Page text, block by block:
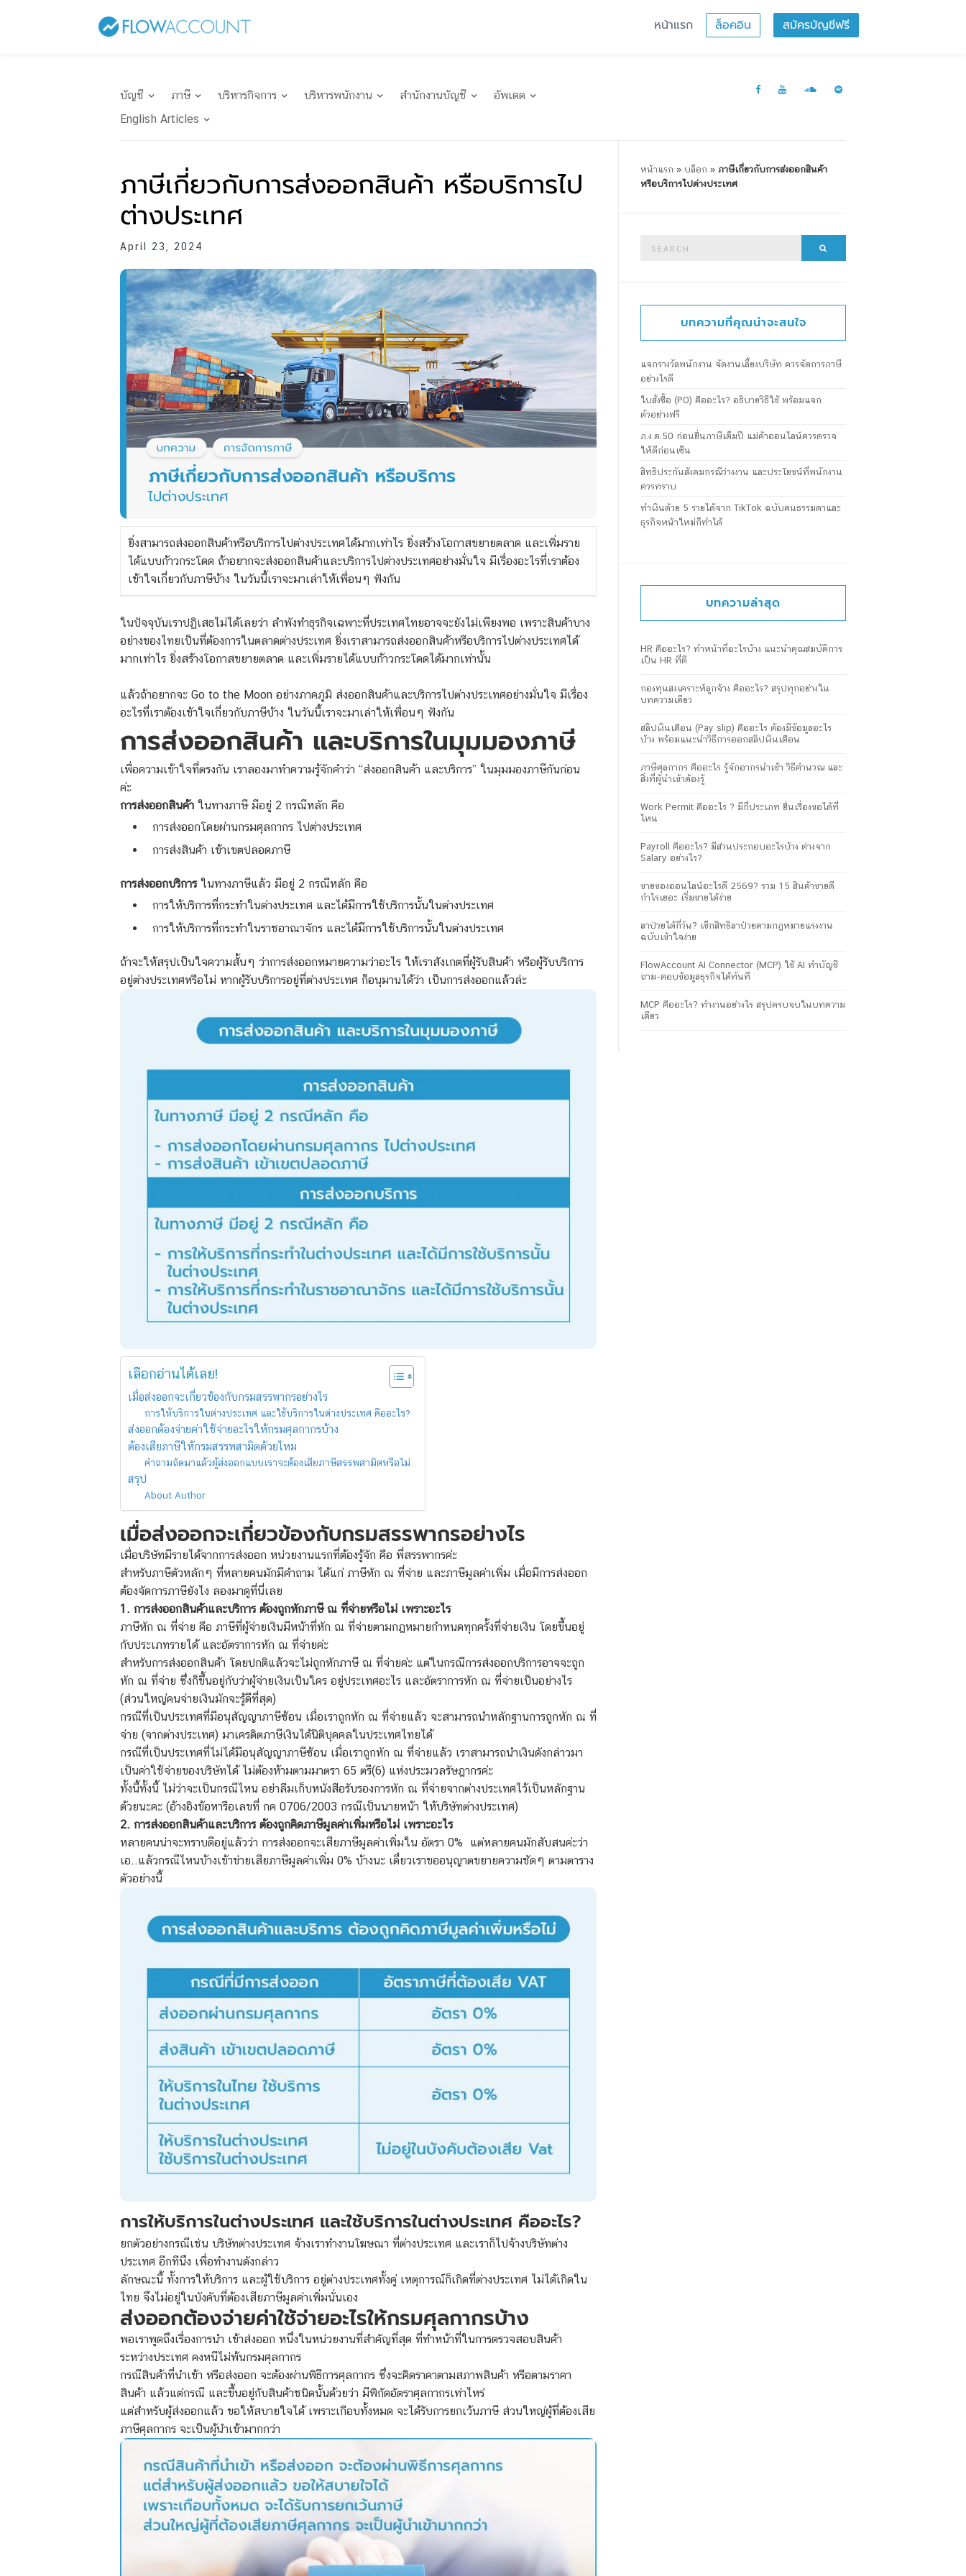
หน้าแรก ล็อคอิน สมัครบัญชีฟรี
บัญชี ภาษี บริหารกิจการ บริหารพนักงาน สำนักงานบัญชี
อัพเดต
English Articles
ภาษีเกี่ยวกับการส่งออกสินค้า หรือบริการไป
ต่างประเทศ
April 23, 2024
ยิ่งสามารถส่งออกสินค้าหรือบริการไปต่างประเทศได้มากเท่าไร ยิ่งสร้างโอกาสขยายตลาด และเพิ่มราย
ได้แบบก้าวกระโดด ถ้าอยากจะส่งออกสินค้าและบริการไปต่างประเทศอย่างมั่นใจ มีเรื่องอะไรที่เราต้อง
เข้าใจเกี่ยวกับภาษีบ้าง ในวันนี้เราจะมาเล่าให้เพื่อนๆ ฟังกัน
ในปัจจุบันเราปฏิเสธไม่ได้เลยว่า ลำพังทำธุรกิจเฉพาะที่ประเทศไทยอาจจะยังไม่เพียงพอ เพราะสินค้าบาง
อย่างของไทยเป็นที่ต้องการในตลาดต่างประเทศ ยิ่งเราสามารถส่งออกสินค้าหรือบริการไปต่างประเทศได้
มากเท่าไร ยิ่งสร้างโอกาสขยายตลาด และเพิ่มรายได้แบบก้าวกระโดดได้มากเท่านั้น
แล้วถ้าอยากจะ Go to the Moon อย่างภาคภูมิ ส่งออกสินค้าและบริการไปต่างประเทศอย่างมั่นใจ มีเรื่อง
อะไรที่เราต้องเข้าใจเกี่ยวกับภาษีบ้าง ในวันนี้เราจะมาเล่าให้เพื่อนๆ ฟังกัน
การส่งออกสินค้า และบริการในมุมมองภาษี
เพื่อความเข้าใจที่ตรงกัน เราลองมาทำความรู้จักคำว่า “ส่งออกสินค้า และบริการ” ในมุมมองภาษีกันก่อน
ค่ะ
การส่งออกสินค้า ในทางภาษี มีอยู่ 2 กรณีหลัก คือ
การส่งออกโดยผ่านกรมศุลกากร ไปต่างประเทศ
การส่งสินค้า เข้าเขตปลอดภาษี
การส่งออกบริการในทางภาษีแล้ว มีอยู่ 2 กรณีหลัก คือ
การให้บริการที่กระทำในต่างประเทศ และได้มีการใช้บริการนั้นในต่างประเทศ
การให้บริการที่กระทำในราชอาณาจักร และได้มีการใช้บริการนั้นในต่างประเทศ
ถ้าจะให้สรุปเป็นใจความสั้นๆ ว่าการส่งออกหมายความว่าอะไร ให้เราสังเกตที่ผู้รับสินค้า หรือผู้รับบริการ
อยู่ต่างประเทศหรือไม่ หากผู้รับบริการอยู่ที่ต่างประเทศ ก็อนุมานได้ว่า เป็นการส่งออกแล้วล่ะ
เลือกอ่านได้เลย!
เมื่อส่งออกจะเกี่ยวข้องกับกรมสรรพากรอย่างไร
การให้บริการในต่างประเทศ และใช้บริการในต่างประเทศ คืออะไร?
ส่งออกต้องจ่ายค่าใช้จ่ายอะไรให้กรมศุลกากรบ้าง
ต้องเสียภาษีให้กรมสรรพสามิตด้วยไหม
คำถามถัดมาแล้วผู้ส่งออกแบบเราจะต้องเสียภาษีสรรพสามิตหรือไม่
สรุป
About Author
เมื่อส่งออกจะเกี่ยวข้องกับกรมสรรพากรอย่างไร
เมื่อบริษัทมีรายได้จากการส่งออก หน่วยงานแรกที่ต้องรู้จัก คือ พี่สรรพากรค่ะ
สำหรับภาษีตัวหลักๆ ที่หลายคนมักมีคำถาม ได้แก่ ภาษีหัก ณ ที่จ่าย และภาษีมูลค่าเพิ่ม เมื่อมีการส่งออก
ต้องจัดการภาษียังไง ลองมาดูที่นี่เลย
1. การส่งออกสินค้าและบริการ ต้องถูกหักภาษี ณ ที่จ่ายหรือไม่ เพราะอะไร
ภาษีหัก ณ ที่จ่าย คือ ภาษีที่ผู้จ่ายเงินมีหน้าที่หัก ณ ที่จ่ายตามกฎหมายกำหนดทุกครั้งที่จ่ายเงิน โดยขึ้นอยู่
กับประเภทรายได้ และอัตราการหัก ณ ที่จ่ายค่ะ
สำหรับการส่งออกสินค้า โดยปกติแล้วจะไม่ถูกหักภาษี ณ ที่จ่ายค่ะ แต่ในกรณีการส่งออกบริการอาจจะถูก
หัก ณ ที่จ่าย ซึ่งก็ขึ้นอยู่กับว่าผู้จ่ายเงินเป็นใคร อยู่ประเทศอะไร และอัตราการหัก ณ ที่จ่ายเป็นอย่างไร
(ส่วนใหญ่คนจ่ายเงินมักจะรู้ดีที่สุด)
กรณีที่เป็นประเทศที่มีอนุสัญญาภาษีซ้อน เมื่อเราถูกหัก ณ ที่จ่ายแล้ว จะสามารถนำหลักฐานการถูกหัก ณ ที่
จ่าย (จากต่างประเทศ) มาเครดิตภาษีเงินได้นิติบุคคลในประเทศไทยได้
กรณีที่เป็นประเทศที่ไม่ได้มีอนุสัญญาภาษีซ้อน เมื่อเราถูกหัก ณ ที่จ่ายแล้ว เราสามารถนำเงินดังกล่าวมา
เป็นค่าใช้จ่ายของบริษัทได้ ไม่ต้องห้ามตามมาตรา 65 ตรี(6) แห่งประมวลรัษฎากรค่ะ
ทั้งนี้ทั้งนี้ ไม่ว่าจะเป็นกรณีไหน อย่าลืมเก็บหนังสือรับรองการหัก ณ ที่จ่ายจากต่างประเทศไว้เป็นหลักฐาน
ด้วยนะคะ (อ้างอิงข้อหารือเลขที่ กค 0706/2003 กรณีเป็นนายหน้า ให้บริษัทต่างประเทศ)
2. การส่งออกสินค้าและบริการ ต้องถูกคิดภาษีมูลค่าเพิ่มหรือไม่ เพราะอะไร
หลายคนน่าจะทราบดีอยู่แล้วว่า การส่งออกจะเสียภาษีมูลค่าเพิ่มใน อัตรา 0% แต่หลายคนมักสับสนค่ะว่า
เอ..แล้วกรณีไหนบ้างเข้าข่ายเสียภาษีมูลค่าเพิ่ม 0% บ้างนะ เดี๋ยวเราขออนุญาตขยายความชัดๆ ตามตาราง
ตัวอย่างนี้
การให้บริการในต่างประเทศ และใช้บริการในต่างประเทศ คืออะไร?
ยกตัวอย่างกรณีเช่น บริษัทต่างประเทศ จ้างเราทำงานโฆษณา ที่ต่างประเทศ และเราก็ไปจ้างบริษัทต่าง
ประเทศ อีกทีนึง เพื่อทำงานดังกล่าว
ลักษณะนี้ ทั้งการให้บริการ และผู้ใช้บริการ อยู่ต่างประเทศทั้งคู่ เหตุการณ์ก็เกิดที่ต่างประเทศ ไม่ได้เกิดใน
ไทย จึงไม่อยู่ในบังคับที่ต้องเสียภาษีมูลค่าเพิ่มนั่นเอง
ส่งออกต้องจ่ายค่าใช้จ่ายอะไรให้กรมศุลกากรบ้าง
พอเราพูดถึงเรื่องการนำ เข้าส่งออก หนึ่งในหน่วยงานที่สำคัญที่สุด ที่ทำหน้าที่ในการตรวจสอบสินค้า
ระหว่างประเทศ คงหนีไม่พ้นกรมศุลกากร
กรณีสินค้าที่นำเข้า หรือส่งออก จะต้องผ่านพิธีการศุลกากร ซึ่งจะคิดราคาตามสภาพสินค้า หรือตามราคา
สินค้า แล้วแต่กรณี และขึ้นอยู่กับสินค้าชนิดนั้นด้วยว่า มีพิกัดอัตราศุลกากรเท่าไหร่
แต่สำหรับผู้ส่งออกแล้ว ขอให้สบายใจได้ เพราะเกือบทั้งหมด จะได้รับการยกเว้นภาษี ส่วนใหญ่ผู้ที่ต้องเสีย
ภาษีศุลกากร จะเป็นผู้นำเข้ามากกว่า
หน้าแรก » บล็อก » ภาษีเกี่ยวกับการส่งออกสินค้า
หรือบริการไปต่างประเทศ
บทความที่คุณน่าจะสนใจ
แจกรางวัลพนักงาน จัดงานเลี้ยงบริษัท ควรจัดการภาษี
อย่างไรดี
ใบสั่งซื้อ (PO) คืออะไร? อธิบายวิธีใช้ พร้อมแจก
ตัวอย่างฟรี
ภ.ง.ด.50 ก่อนยื่นภาษีเต็มปี แม่ค้าออนไลน์ควรตรวจ
ให้ดีก่อนเซ็น
สิทธิประกันสังคมกรณีว่างงาน และประโยชน์ที่พนักงาน
ควรทราบ
ทำเงินด้วย 5 รายได้จาก TikTok ฉบับคนธรรมดาและ
ธุรกิจหน้าใหม่ก็ทำได้
บทความล่าสุด
HR คืออะไร? ทำหน้าที่อะไรบ้าง แนะนำคุณสมบัติการ
เป็น HR ที่ดี
กองทุนสงเคราะห์ลูกจ้าง คืออะไร? สรุปทุกอย่างใน
บทความเดียว
สลิปเงินเดือน (Pay slip) คืออะไร ต้องมีข้อมูลอะไร
บ้าง พร้อมแนะนำวิธีการออกสลิปเงินเดือน
ภาษีศุลกากร คืออะไร รู้จักอากรนำเข้า วิธีคำนวณ และ
สิ่งที่ผู้นำเข้าต้องรู้
Work Permit คืออะไร ? มีกี่ประเภท ยื่นเรื่องขอได้ที่
ไหน
Payroll คืออะไร? มีส่วนประกอบอะไรบ้าง ต่างจาก
Salary อย่างไร?
ขายของออนไลน์อะไรดี 2569? รวม 15 สินค้าขายดี
กำไรเยอะ เริ่มขายได้ง่าย
ลาป่วยได้กี่วัน? เช็กสิทธิลาป่วยตามกฎหมายแรงงาน
ฉบับเข้าใจง่าย
FlowAccount AI Connector (MCP) ใช้ AI ทำบัญชี
ถาม-ตอบข้อมูลธุรกิจได้ทันที
MCP คืออะไร? ทำงานอย่างไร สรุปครบจบในบทความ
เดียว